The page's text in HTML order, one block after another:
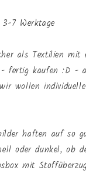
7 Werktage
als Textilien mit
- fertig kaufen :D -
wollen
haften auf so
oder dunkel, ob
mit